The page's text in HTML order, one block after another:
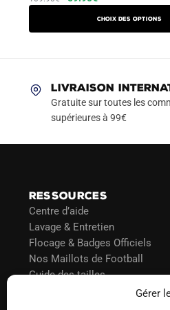
Gérer
Choix des options
produit
a
Les
options
peuvent
page
du
produit
LIVRAISON
Gratuite sur toutes les
supérieures à 99€
RESSOURCES
Centre d’aide
Lavage & Entretien
Flocage & Badges Officiels
Nos Maillots de Football
Guide des tailles